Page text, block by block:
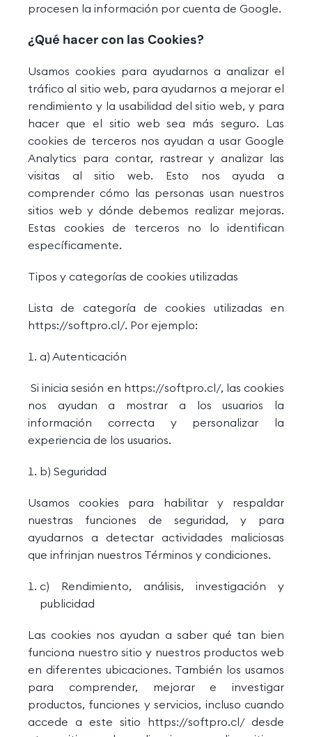
procesen la información por cuenta de Google.
¿Qué hacer con las Cookies?
Usamos cookies para ayudarnos a analizar el
tráfico al sitio web, para ayudarnos a mejorar el
rendimiento y la usabilidad del sitio web, y para
hacer que el sitio web sea más seguro. Las
cookies de terceros nos ayudan a usar Google
Analytics para contar, rastrear y analizar las
visitas al sitio web. Esto nos ayuda a
comprender cómo las personas usan nuestros
sitios web y dónde debemos realizar mejoras.
Estas cookies de terceros no lo identifican
específicamente.
Tipos y categorías de cookies utilizadas
Lista de categoría de cookies utilizadas en
https://softpro.cl/. Por ejemplo:
a) Autenticación
Si inicia sesión en https://softpro.cl/, las cookies
nos ayudan a mostrar a los usuarios la
información correcta y personalizar la
experiencia de los usuarios.
b) Seguridad
Usamos cookies para habilitar y respaldar
nuestras funciones de seguridad, y para
ayudarnos a detectar actividades maliciosas
que infrinjan nuestros Términos y condiciones.
c) Rendimiento, análisis, investigación y
publicidad
Las cookies nos ayudan a saber qué tan bien
funciona nuestro sitio y nuestros productos web
en diferentes ubicaciones. También los usamos
para comprender, mejorar e investigar
productos, funciones y servicios, incluso cuando
accede a este sitio https://softpro.cl/ desde